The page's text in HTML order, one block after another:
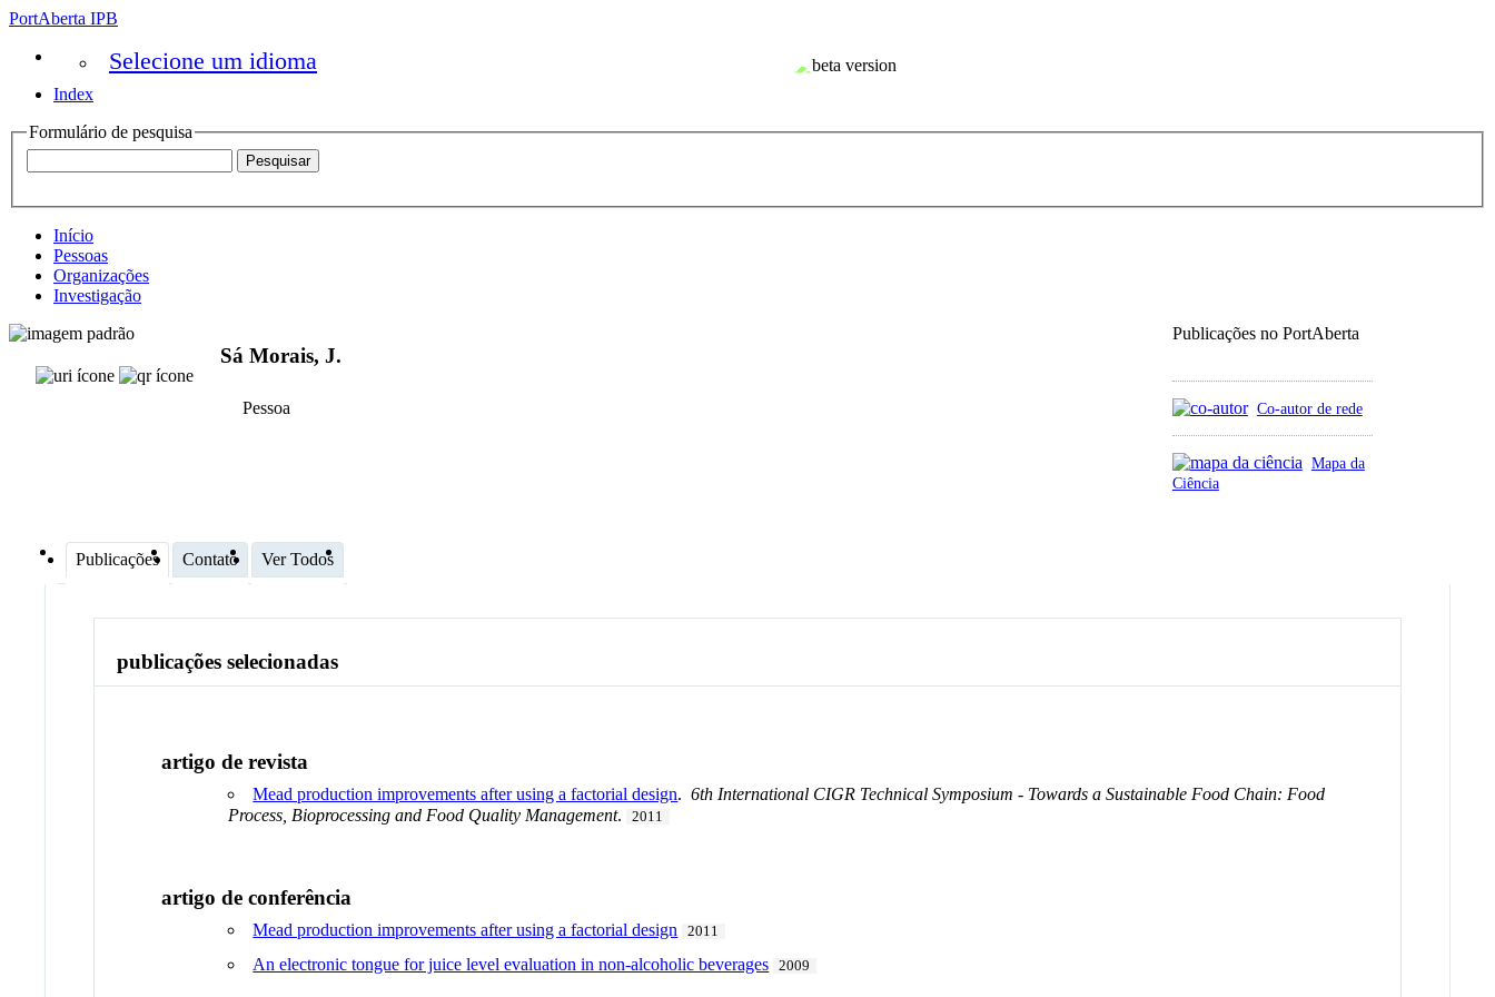
PortAberta IPB
Selecione um idioma
Index
Formulário de pesquisa
Início
Pessoas
Organizações
Investigação
Publicações no PortAberta
Co-autor de rede
Mapa da
Ciência
Sá Morais, J.
Pessoa
Publicações Contato Ver Todos
publicações selecionadas
artigo de revista
Mead production improvements after using a factorial design.6th International CIGR Technical Symposium - Towards a Sustainable Food Chain: Food
Process, Bioprocessing and Food Quality Management. 2011
artigo de conferência
Mead production improvements after using a factorial design 2011
An electronic tongue for juice level evaluation in non-alcoholic beverages 2009